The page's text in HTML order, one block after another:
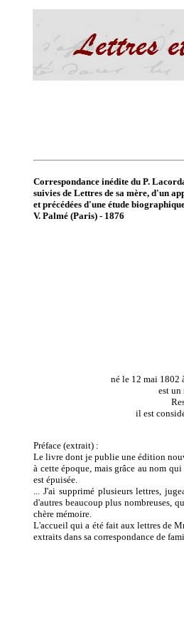
Correspondance inédite du P.
suivies de Lettres de sa mère, d'un
et précédées d'une étude
V. Palmé (Paris) - 1876
né le 12 mai 1802
est
il est
Préface (extrait) :
Le livre dont je publie une édition
à cette époque, mais grâce au nom
est épuisée.
... J'ai supprimé plusieurs lettres,
d'autres beaucoup plus nombreuses,
chère mémoire.
L'accueil qui a été fait aux lettres de
extraits dans sa correspondance de